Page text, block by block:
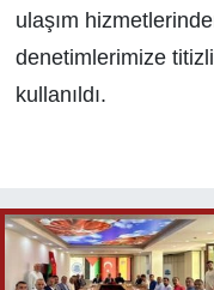
ulaşım
denetimlerimize
kullanıldı.